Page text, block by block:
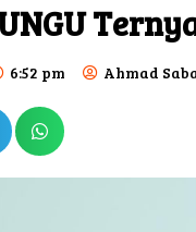
6:52 pm Ahmad